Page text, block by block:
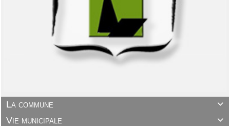

La commune

Vie municipale